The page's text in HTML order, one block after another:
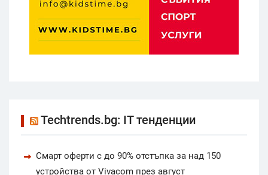
Techtrends.bg: IT тенденции
Смарт оферти с до 90% отстъпка за над 150
устройства от Vivacom през август